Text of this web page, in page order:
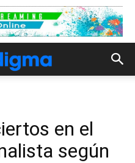
en el
según